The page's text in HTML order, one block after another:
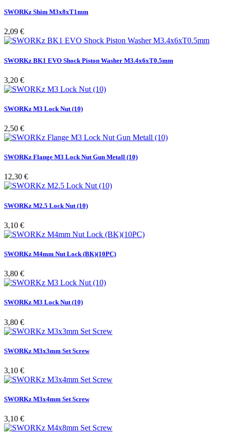
SWORKz Shim M3x8xT1mm
Pris
2,09 €
SWORKz BK1 EVO Shock Piston Washer M3.4x6xT0.5mm
Pris
3,20 €
SWORKz M3 Lock Nut (10)
Pris
2,50 €
SWORKz Flange M3 Lock Nut Gun Metall (10)
Pris
12,30 €
SWORKz M2.5 Lock Nut (10)
Pris
3,10 €
SWORKz M4mm Nut Lock (BK)(10PC)
Pris
3,80 €
SWORKz M3 Lock Nut (10)
Pris
3,80 €
SWORKz M3x3mm Set Screw
Pris
3,10 €
SWORKz M3x4mm Set Screw
Pris
3,10 €